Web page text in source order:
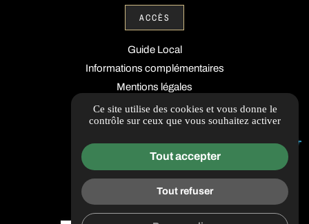
ACCÈS
Guide Local
Informations complémentaires
Mentions légales
Politique de confidentialité
Gestion des cookies
Ce site utilise des cookies et vous donne le
contrôle sur ceux que vous souhaitez activer
Tout accepter
Tout refuser